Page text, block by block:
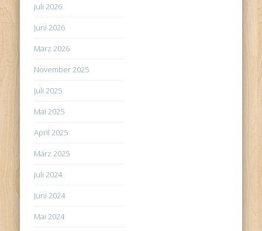
Juli 2026
Juni 2026
März 2026
November 2025
Juli 2025
Mai 2025
April 2025
März 2025
Juli 2024
Juni 2024
Mai 2024